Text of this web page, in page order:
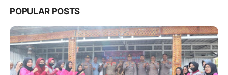
POPULAR POSTS